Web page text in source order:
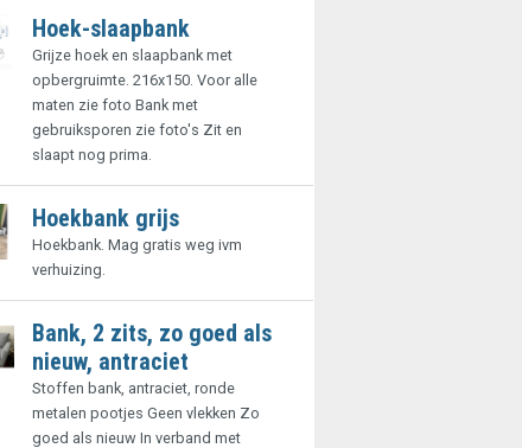
Hoek-slaapbank
Grijze hoek en slaapbank met
opbergruimte. 216x150. Voor alle
maten zie foto Bank met
gebruiksporen zie foto's Zit en
slaapt nog prima.
Hoekbank grijs
Hoekbank. Mag gratis weg ivm
verhuizing.
Bank, 2 zits, zo goed als
nieuw, antraciet
Stoffen bank, antraciet, ronde
metalen pootjes Geen vlekken Zo
goed als nieuw In verband met